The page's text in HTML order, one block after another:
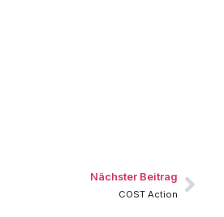
Nächster Beitrag
COST Action